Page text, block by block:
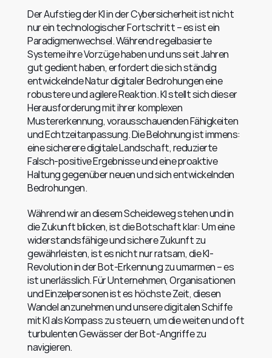
Der Aufstieg der KI in der Cybersicherheit ist nicht
nur ein technologischer Fortschritt – es ist ein
Paradigmenwechsel. Während regelbasierte
Systeme ihre Vorzüge haben und uns seit Jahren
gut gedient haben, erfordert die sich ständig
entwickelnde Natur digitaler Bedrohungen eine
robustere und agilere Reaktion. KI stellt sich dieser
Herausforderung mit ihrer komplexen
Mustererkennung, vorausschauenden Fähigkeiten
und Echtzeitanpassung. Die Belohnung ist immens:
eine sicherere digitale Landschaft, reduzierte
Falsch-positive Ergebnisse und eine proaktive
Haltung gegenüber neuen und sich entwickelnden
Bedrohungen.
Während wir an diesem Scheideweg stehen und in
die Zukunft blicken, ist die Botschaft klar: Um eine
widerstandsfähige und sichere Zukunft zu
gewährleisten, ist es nicht nur ratsam, die KI-
Revolution in der Bot-Erkennung zu umarmen – es
ist unerlässlich. Für Unternehmen, Organisationen
und Einzelpersonen ist es höchste Zeit, diesen
Wandel anzunehmen und unsere digitalen Schiffe
mit KI als Kompass zu steuern, um die weiten und oft
turbulenten Gewässer der Bot-Angriffe zu
navigieren.